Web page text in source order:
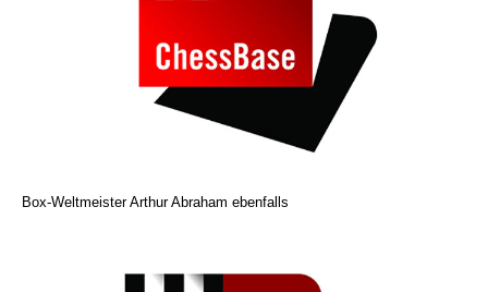
Box-Weltmeister Arthur Abraham ebenfalls